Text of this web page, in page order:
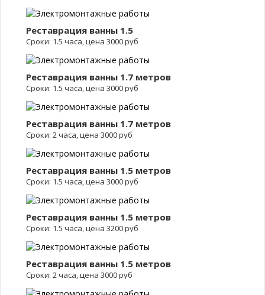
Реставрация ванны 1.5
Сроки: 1.5 часа, цена 3000 руб
Реставрация ванны 1.7 метров
Сроки: 1.5 часа, цена 3000 руб
Реставрация ванны 1.7 метров
Сроки: 2 часа, цена 3000 руб
Реставрация ванны 1.5 метров
Сроки: 1.5 часа, цена 3000 руб
Реставрация ванны 1.5 метров
Сроки: 1.5 часа, цена 3200 руб
Реставрация ванны 1.5 метров
Сроки: 2 часа, цена 3000 руб